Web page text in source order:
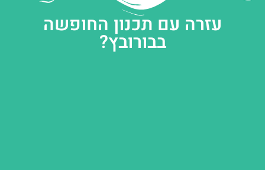
עזרה עם תכנון החופשה
בבורובץ?